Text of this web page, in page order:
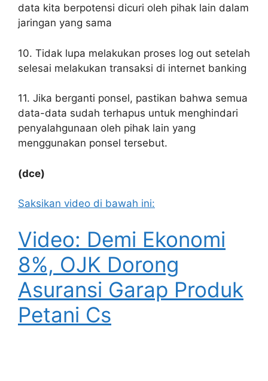
data kita berpotensi dicuri oleh pihak lain dalam
jaringan yang sama
10. Tidak lupa melakukan proses log out setelah
selesai melakukan transaksi di internet banking
11. Jika berganti ponsel, pastikan bahwa semua
data-data sudah terhapus untuk menghindari
penyalahgunaan oleh pihak lain yang
menggunakan ponsel tersebut.
(dce)
Saksikan video di bawah ini:
Video: Demi Ekonomi
8%, OJK Dorong
Asuransi Garap Produk
Petani Cs